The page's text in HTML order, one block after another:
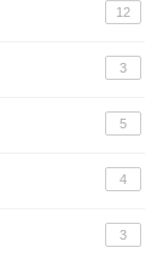
12
3
5
4
3